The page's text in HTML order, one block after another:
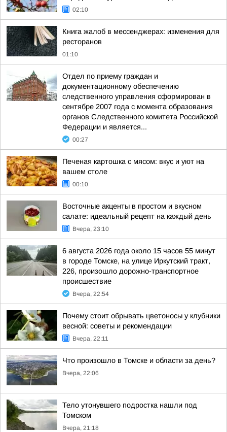
02:10
Книга жалоб в мессенджерах: изменения для
ресторанов
01:10
Отдел по приему граждан и
документационному обеспечению
следственного управления сформирован в
сентябре 2007 года с момента образования
органов Следственного комитета Российской
Федерации и является...
00:27
Печеная картошка с мясом: вкус и уют на
вашем столе
00:10
Восточные акценты в простом и вкусном
салате: идеальный рецепт на каждый день
Вчера, 23:10
6 августа 2026 года около 15 часов 55 минут
в городе Томске, на улице Иркутский тракт,
226, произошло дорожно-транспортное
происшествие
Вчера, 22:54
Почему стоит обрывать цветоносы у клубники
весной: советы и рекомендации
Вчера, 22:11
Что произошло в Томске и области за день?
Вчера, 22:06
Тело утонувшего подростка нашли под
Томском
Вчера, 21:18